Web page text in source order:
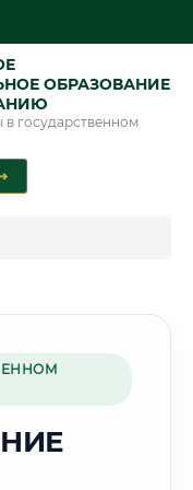
ОБРАЗОВАНИЕ
государственном